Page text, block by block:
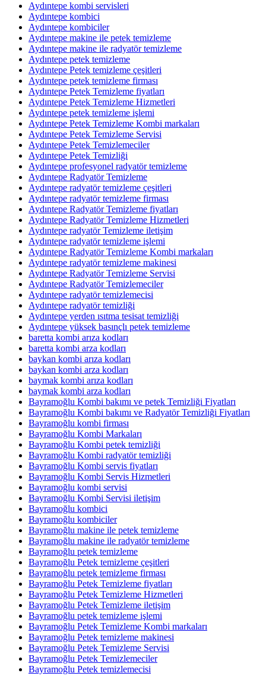
Aydıntepe kombi servisleri
Aydıntepe kombici
Aydıntepe kombiciler
Aydıntepe makine ile petek temizleme
Aydıntepe makine ile radyatör temizleme
Aydıntepe petek temizleme
Aydıntepe Petek temizleme çeşitleri
Aydıntepe petek temizleme firması
Aydıntepe Petek Temizleme fiyatları
Aydıntepe Petek Temizleme Hizmetleri
Aydıntepe petek temizleme işlemi
Aydıntepe Petek Temizleme Kombi markaları
Aydıntepe Petek Temizleme Servisi
Aydıntepe Petek Temizlemeciler
Aydıntepe Petek Temizliği
Aydıntepe profesyonel radyatör temizleme
Aydıntepe Radyatör Temizleme
Aydıntepe radyatör temizleme çeşitleri
Aydıntepe radyatör temizleme firması
Aydıntepe Radyatör Temizleme fiyatları
Aydıntepe Radyatör Temizleme Hizmetleri
Aydıntepe radyatör Temizleme iletişim
Aydıntepe radyatör temizleme işlemi
Aydıntepe Radyatör Temizleme Kombi markaları
Aydıntepe radyatör temizleme makinesi
Aydıntepe Radyatör Temizleme Servisi
Aydıntepe Radyatör Temizlemeciler
Aydıntepe radyatör temizlemecisi
Aydıntepe radyatör temizliği
Aydıntepe yerden ısıtma tesisat temizliği
Aydıntepe yüksek basınçlı petek temizleme
baretta kombi arıza kodları
baretta kombi arza kodları
baykan kombi arıza kodları
baykan kombi arza kodları
baymak kombi arıza kodları
baymak kombi arza kodları
Bayramoğlu Kombi bakımı ve petek Temizliği Fiyatları
Bayramoğlu Kombi bakımı ve Radyatör Temizliği Fiyatları
Bayramoğlu kombi firması
Bayramoğlu Kombi Markaları
Bayramoğlu Kombi petek temizliği
Bayramoğlu Kombi radyatör temizliği
Bayramoğlu Kombi servis fiyatları
Bayramoğlu Kombi Servis Hizmetleri
Bayramoğlu kombi servisi
Bayramoğlu Kombi Servisi iletişim
Bayramoğlu kombici
Bayramoğlu kombiciler
Bayramoğlu makine ile petek temizleme
Bayramoğlu makine ile radyatör temizleme
Bayramoğlu petek temizleme
Bayramoğlu Petek temizleme çeşitleri
Bayramoğlu petek temizleme firması
Bayramoğlu Petek Temizleme fiyatları
Bayramoğlu Petek Temizleme Hizmetleri
Bayramoğlu Petek Temizleme iletişim
Bayramoğlu petek temizleme işlemi
Bayramoğlu Petek Temizleme Kombi markaları
Bayramoğlu Petek temizleme makinesi
Bayramoğlu Petek Temizleme Servisi
Bayramoğlu Petek Temizlemeciler
Bayramoğlu Petek temizlemecisi